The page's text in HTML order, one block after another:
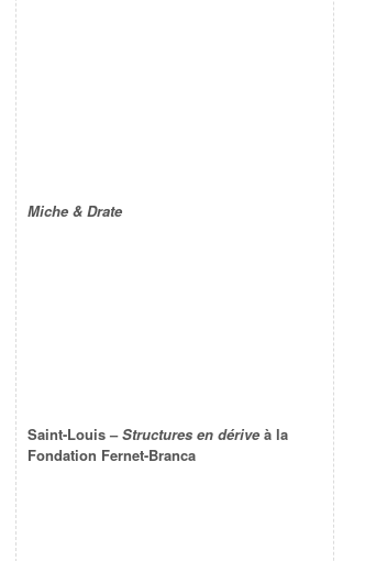
Miche & Drate
Saint-Louis –Structures en dérive à la
Fondation Fernet-Branca